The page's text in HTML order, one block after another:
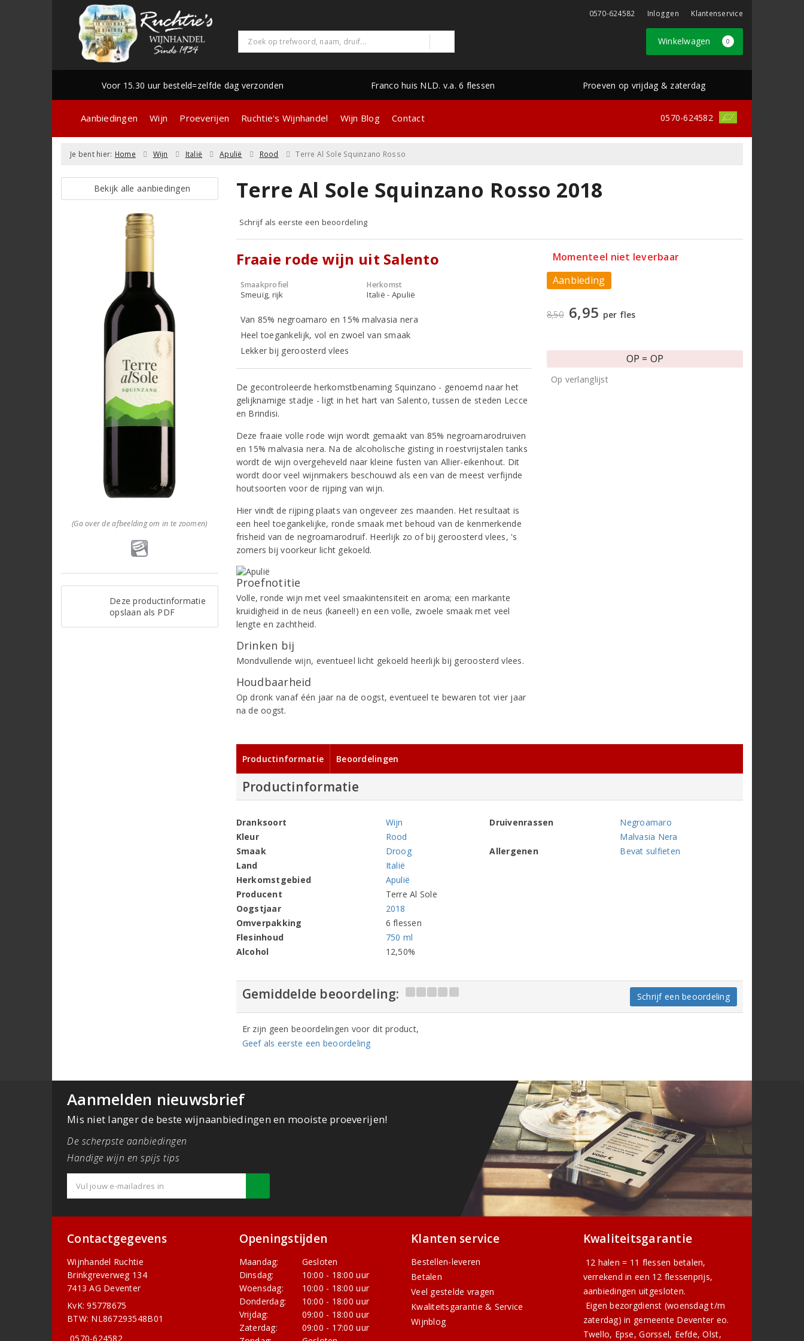
0570-624582 Inloggen Klantenservice
Winkelwagen 0
Voor 15.30 uur besteld=zelfde dag verzonden Franco huis NLD. v.a. 6 flessen Proeven op vrijdag & zaterdag
Aanbiedingen Wijn Proeverijen Ruchtie's Wijnhandel Wijn Blog Contact 0570-624582
Je bent hier: Home Wijn Italië Apulië Rood Terre Al Sole Squinzano Rosso
Bekijk alle aanbiedingen
(Ga over de afbeelding om in te zoomen)
Deze productinformatie
opslaan als PDF
Terre Al Sole Squinzano Rosso 2018
Schrijf als eerste een beoordeling
Fraaie rode wijn uit Salento
Smaakprofiel
Smeuïg, rijk
Herkomst
Italië - Apulië
Van 85% negroamaro en 15% malvasia nera
Heel toegankelijk, vol en zwoel van smaak
Lekker bij geroosterd vlees
De gecontroleerde herkomstbenaming Squinzano - genoemd naar het
gelijknamige stadje - ligt in het hart van Salento, tussen de steden Lecce
en Brindisi.
Deze fraaie volle rode wijn wordt gemaakt van 85% negroamarodruiven
en 15% malvasia nera. Na de alcoholische gisting in roestvrijstalen tanks
wordt de wijn overgeheveld naar kleine fusten van Allier-eikenhout. Dit
wordt door veel wijnmakers beschouwd als een van de meest verfijnde
houtsoorten voor de rijping van wijn.
Hier vindt de rijping plaats van ongeveer zes maanden. Het resultaat is
een heel toegankelijke, ronde smaak met behoud van de kenmerkende
frisheid van de negroamarodruif. Heerlijk zo of bij geroosterd vlees, 's
zomers bij voorkeur licht gekoeld.
Proefnotitie
Volle, ronde wijn met veel smaakintensiteit en aroma; een markante
kruidigheid in de neus (kaneel!) en een volle, zwoele smaak met veel
lengte en zachtheid.
Drinken bij
Mondvullende wijn, eventueel licht gekoeld heerlijk bij geroosterd vlees.
Houdbaarheid
Op dronk vanaf één jaar na de oogst, eventueel te bewaren tot vier jaar
na de oogst.
Momenteel niet leverbaar
Aanbieding
8,50 6,95 per fles
OP = OP
Op verlanglijst
Productinformatie Beoordelingen
Productinformatie
Dranksoort
Wijn
Kleur
Rood
Smaak
Droog
Land
Italië
Herkomstgebied
Apulië
Producent
Terre Al Sole
Oogstjaar
2018
Omverpakking
6 flessen
Flesinhoud
750 ml
Alcohol
12,50%
Druivenrassen
Negroamaro
Malvasia Nera
Allergenen
Bevat sulfieten
Gemiddelde beoordeling: Schrijf een beoordeling
Er zijn geen beoordelingen voor dit product,
Geef als eerste een beoordeling
Aanmelden nieuwsbrief
Mis niet langer de beste wijnaanbiedingen en mooiste proeverijen!
De scherpste aanbiedingen
Handige wijn en spijs tips
Contactgegevens
Wijnhandel Ruchtie
Brinkgreverweg 134
7413 AG Deventer
KvK: 95778675
BTW: NL867293548B01
0570-624582
Openingstijden
Maandag:
Gesloten
Dinsdag:
10:00 - 18:00 uur
Woensdag:
10:00 - 18:00 uur
Donderdag:
10:00 - 18:00 uur
Vrijdag:
09:00 - 18:00 uur
Zaterdag:
09:00 - 17:00 uur
Klanten service
Bestellen-leveren
Betalen
Veel gestelde vragen
Kwaliteitsgarantie & Service
Wijnblog
Kwaliteitsgarantie
12 halen = 11 flessen betalen,
verrekend in een 12 flessenprijs,
aanbiedingen uitgesloten.
Eigen bezorgdienst (woensdag t/m
zaterdag) in gemeente Deventer eo.
Twello, Epse, Gorssel, Eefde, Olst,